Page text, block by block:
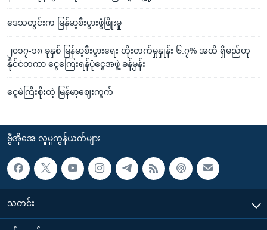
ဒေသတွင်းက မြန်မာ့စီးပွားဖွံဖြိုးမှု
၂၀၁၇-၁၈ ခုနှစ် မြန်မာ့စီးပွားရေး တိုးတက်မှုနှုန်း ၆.၇% အထိ ရှိမည်ဟု
နိုင်ငံတကာ ငွေကြေးရန်ပုံငွေအဖွဲ့ ခန့်မှန်း
ငွေမဲကြီးစိုးတဲ့ မြန်မာ့ဈေးကွက်
ဗွီအိုအေ လူမှုကွန်ယက်များ
သတင်း